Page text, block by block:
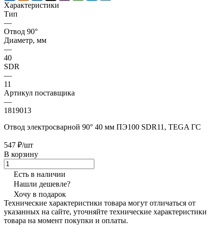
Характеристики
Тип
—
Отвод 90°
Диаметр, мм
—
40
SDR
—
11
Артикул поставщика
—
1819013
Отвод электросварной 90° 40 мм ПЭ100 SDR11, TEGA ГС
547 ₽/шт
В корзину
Есть в наличии
Нашли дешевле?
Хочу в подарок
Технические характеристики товара могут отличаться от
указанных на сайте, уточняйте технические характеристики
товара на момент покупки и оплаты.